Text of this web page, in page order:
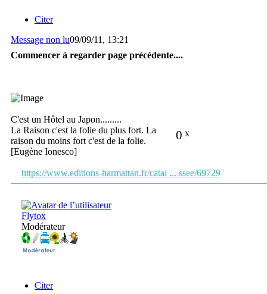
Citer
Message non lu09/09/11, 13:21
Commencer à regarder page précédente....
C'est un Hôtel au Japon.........
0 x
La Raison c'est la folie du plus fort. La
raison du moins fort c'est de la folie.
[Eugène Ionesco]
https://www.editions-harmattan.fr/catal ... ssee/69729
Flytox
Modérateur
Citer